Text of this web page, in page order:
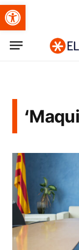
Obre la barra d'eines